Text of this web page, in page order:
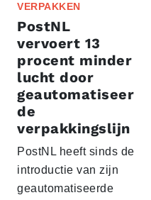
VERPAKKEN
PostNL
vervoert 13
procent minder
lucht door
geautomatiseer
de
verpakkingslijn
PostNL heeft sinds de
introductie van zijn
geautomatiseerde